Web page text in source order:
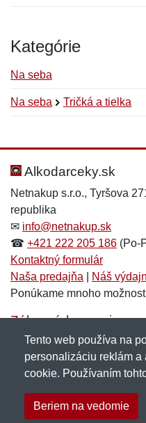
Kategórie
Na seba
Na seba Tričká a tielka
Hodnotenie:
Meno:*
E-mail:
Správa*
Meno:
E-mail:*
Správa*
Alkodarceky.sk
Netnakup s.r.o., Tyršova
republika
✉ info@netnakup.sk
☎ +421 222 205 186 (Po-
Kontaktný formulár
Naša predajňa
Náš
Ponúkame mnoho
Zákaznícky servis
Novinky emailom
Copyright © 2007-2026
NetIQ. Všetky práva
Tento web používa na
personalizáciu reklám
cookie. Používaním
Beriem na vedomie